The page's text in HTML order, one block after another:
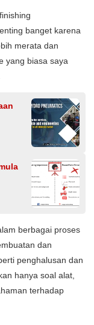
banget karena
merata dan
yang biasa saya
berbagai proses
dan
penghalusan dan
hanya soal alat,
terhadap